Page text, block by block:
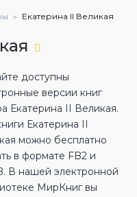
Екатерина II Великая
доступны
версии книг
Екатерина II Великая.
Екатерина II
можно бесплатно
в формате FB2 и
В нашей электронной
МирКниг вы